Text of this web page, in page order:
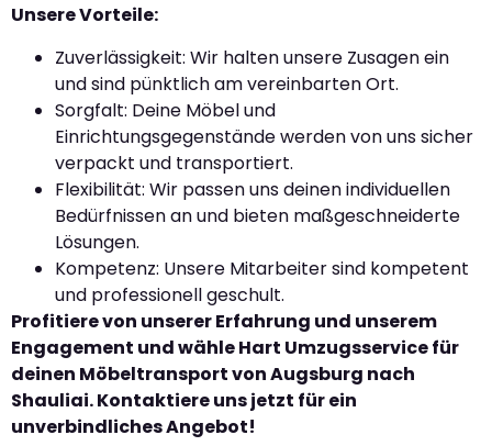
Unsere Vorteile:
Zuverlässigkeit: Wir halten unsere Zusagen ein
und sind pünktlich am vereinbarten Ort.
Sorgfalt: Deine Möbel und
Einrichtungsgegenstände werden von uns sicher
verpackt und transportiert.
Flexibilität: Wir passen uns deinen individuellen
Bedürfnissen an und bieten maßgeschneiderte
Lösungen.
Kompetenz: Unsere Mitarbeiter sind kompetent
und professionell geschult.
Profitiere von unserer Erfahrung und unserem
Engagement und wähle Hart Umzugsservice für
deinen Möbeltransport von Augsburg nach
Shauliai. Kontaktiere uns jetzt für ein
unverbindliches Angebot!